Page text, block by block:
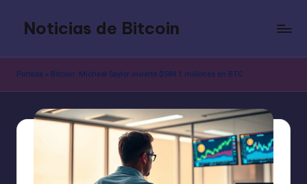
contenido
Noticias de Bitcoin
Portada » Bitcoin: Michael Saylor invierte $584.1 millones en BTC